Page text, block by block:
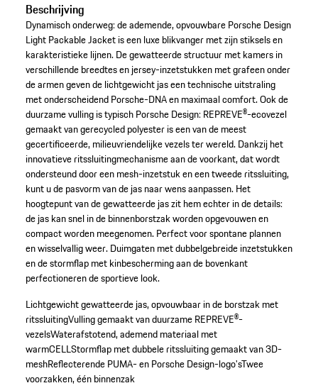
Beschrijving
Dynamisch onderweg: de ademende, opvouwbare Porsche Design
Light Packable Jacket is een luxe blikvanger met zijn stiksels en
karakteristieke lijnen. De gewatteerde structuur met kamers in
verschillende breedtes en jersey-inzetstukken met grafeen onder
de armen geven de lichtgewicht jas een technische uitstraling
met onderscheidend Porsche-DNA en maximaal comfort. Ook de
duurzame vulling is typisch Porsche Design: REPREVE®-ecovezel
gemaakt van gerecycled polyester is een van de meest
gecertificeerde, milieuvriendelijke vezels ter wereld. Dankzij het
innovatieve ritssluitingmechanisme aan de voorkant, dat wordt
ondersteund door een mesh-inzetstuk en een tweede ritssluiting,
kunt u de pasvorm van de jas naar wens aanpassen. Het
hoogtepunt van de gewatteerde jas zit hem echter in de details:
de jas kan snel in de binnenborstzak worden opgevouwen en
compact worden meegenomen. Perfect voor spontane plannen
en wisselvallig weer. Duimgaten met dubbelgebreide inzetstukken
en de stormflap met kinbescherming aan de bovenkant
perfectioneren de sportieve look.
Lichtgewicht gewatteerde jas, opvouwbaar in de borstzak met
ritssluitingVulling gemaakt van duurzame REPREVE®-
vezelsWaterafstotend, ademend materiaal met
warmCELLStormflap met dubbele ritssluiting gemaakt van 3D-
meshReflecterende PUMA- en Porsche Design-logo'sTwee
voorzakken, één binnenzak